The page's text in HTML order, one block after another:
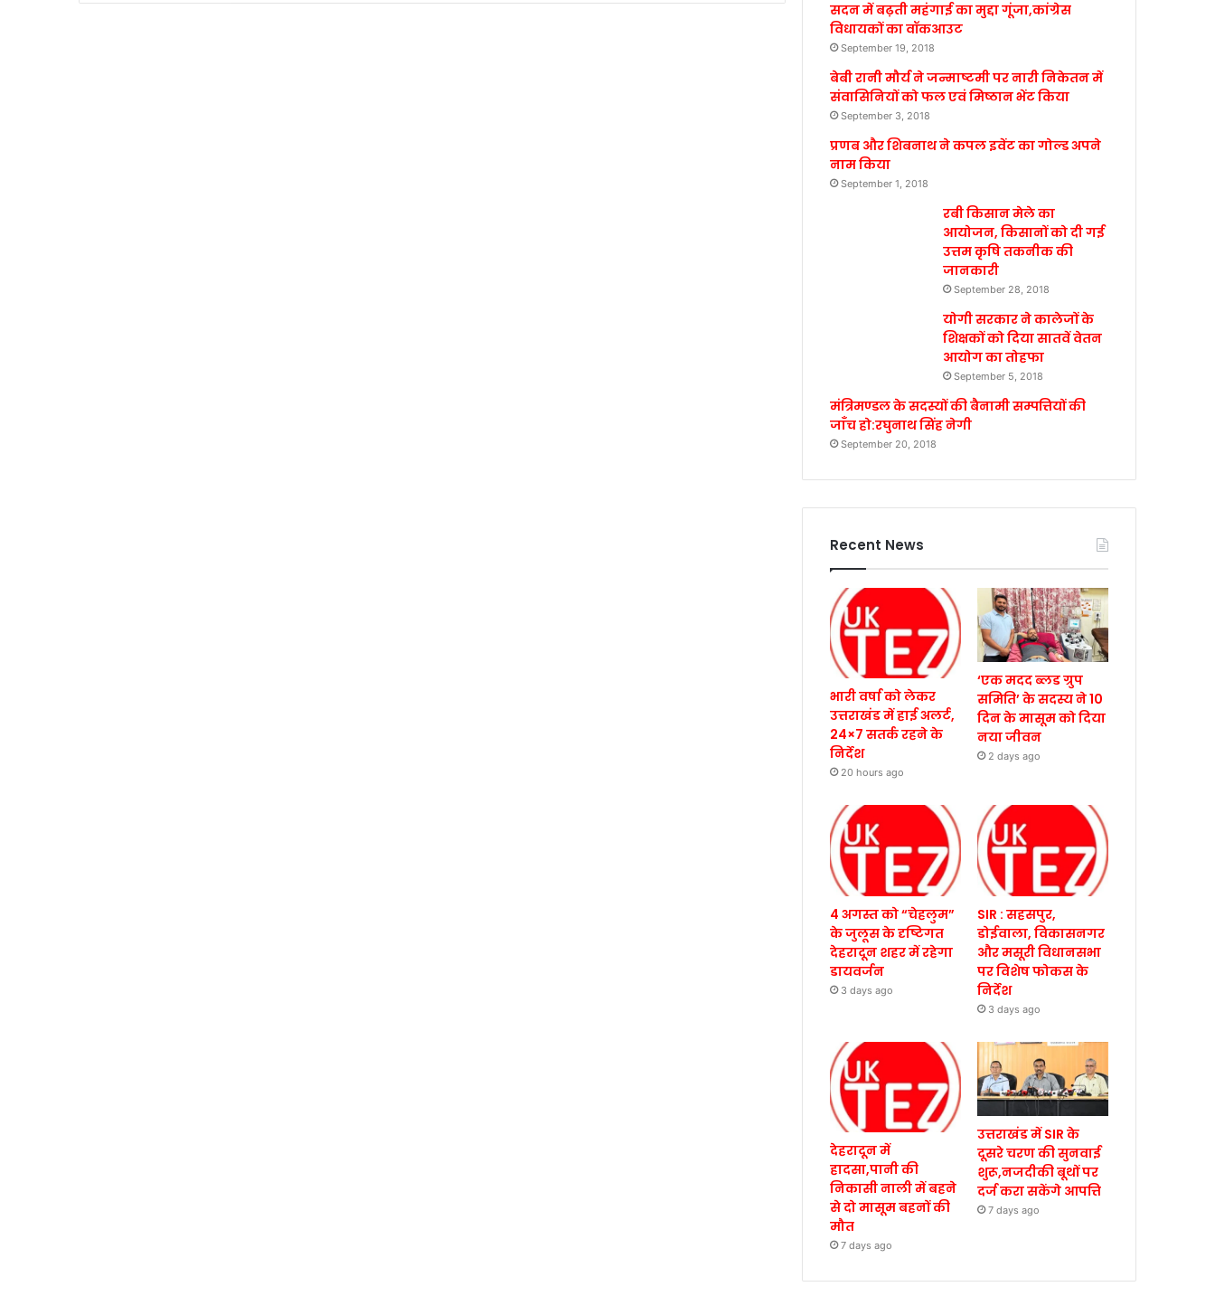
सदन में बढ़ती महंगाई का मुद्दा गूंजा,कांग्रेस
विधायकों का वॉकआउट
September 19, 2018
बेबी रानी मौर्य ने जन्माष्टमी पर नारी निकेतन में
संवासिनियों को फल एवं मिष्ठान भेंट किया
September 3, 2018
प्रणब और शिबनाथ ने कपल इवेंट का गोल्ड अपने
नाम किया
September 1, 2018
रबी किसान मेले का
आयोजन, किसानों को दी गई
उत्तम कृषि तकनीक की
जानकारी
September 28, 2018
योगी सरकार ने कालेजों के
शिक्षकों को दिया सातवें वेतन
आयोग का तोहफा
September 5, 2018
मंत्रिमण्डल के सदस्यों की बैनामी सम्पत्तियों की
जाँच हो:रघुनाथ सिंह नेगी
September 20, 2018
Recent News
भारी वर्षा को लेकर
उत्तराखंड में हाई अलर्ट,
24×7 सतर्क रहने के
निर्देश
20 hours ago
‘एक मदद ब्लड ग्रुप
समिति’ के सदस्य ने 10
दिन के मासूम को दिया
नया जीवन
2 days ago
4 अगस्त को “चेहलुम”
के जुलूस के दृष्टिगत
देहरादून शहर में रहेगा
डायवर्जन
3 days ago
SIR : सहसपुर,
डोईवाला, विकासनगर
और मसूरी विधानसभा
पर विशेष फोकस के
निर्देश
3 days ago
देहरादून में
हादसा,पानी की
निकासी नाली में बहने
से दो मासूम बहनों की
मौत
7 days ago
उत्तराखंड में SIR के
दूसरे चरण की सुनवाई
शुरू,नजदीकी बूथों पर
दर्ज करा सकेंगे आपत्ति
7 days ago